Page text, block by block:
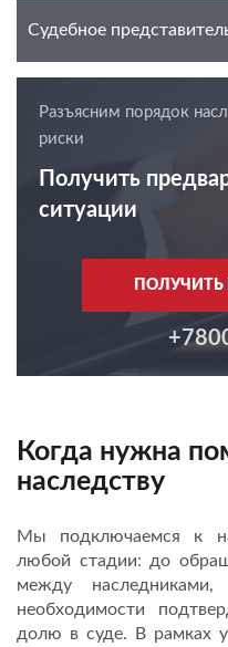
Судебное
Разъясним порядок
риски
Получить
ситуации
Когда нужна
наследству
Мы подключаемся к
любой стадии: до
между
необходимости
долю в суде. В рамках